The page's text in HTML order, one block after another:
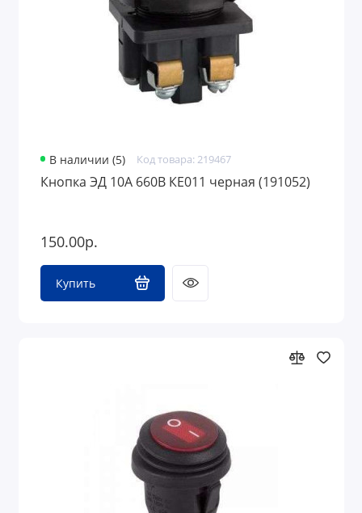
В наличии (5) Код товара: 219467
Кнопка ЭД 10А 660В КЕ011 черная (191052)
150.00р.
Купить